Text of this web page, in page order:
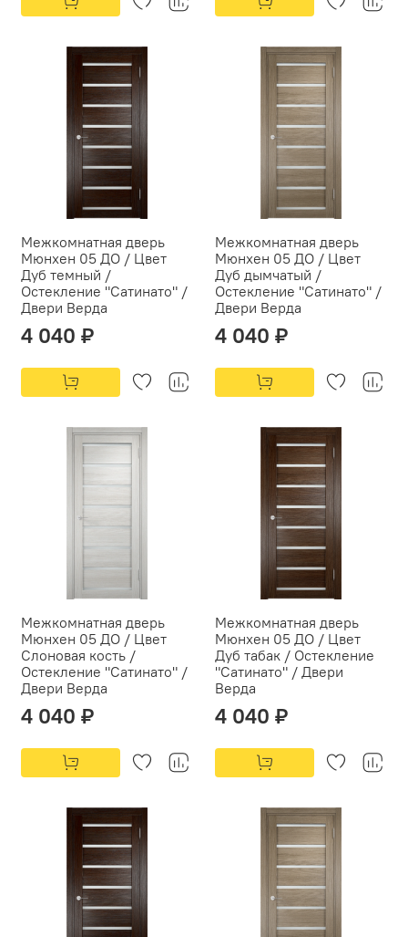
Межкомнатная дверь
Мюнхен 05 ДО / Цвет
Дуб темный /
Остекление "Сатинато" /
Двери Верда
4 040 ₽
Межкомнатная дверь
Мюнхен 05 ДО / Цвет
Дуб дымчатый /
Остекление "Сатинато" /
Двери Верда
4 040 ₽
Межкомнатная дверь
Мюнхен 05 ДО / Цвет
Слоновая кость /
Остекление "Сатинато" /
Двери Верда
4 040 ₽
Межкомнатная дверь
Мюнхен 05 ДО / Цвет
Дуб табак / Остекление
"Сатинато" / Двери
Верда
4 040 ₽